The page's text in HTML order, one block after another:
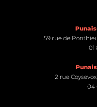
59 rue de
01
2 rue
04